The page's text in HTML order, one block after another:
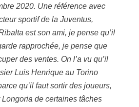
2020. Une référence avec
sportif de la Juventus,
est son ami, je pense qu’il
rapprochée, je pense que
des ventes. On l’a vu qu’il
Luis Henrique au Torino
qu’il faut sortir des joueurs,
de certaines tâches